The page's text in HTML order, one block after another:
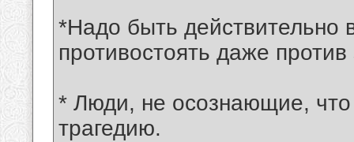
*Надо быть действительно
противостоять даже
* Люди, не осознающие,
трагедию.